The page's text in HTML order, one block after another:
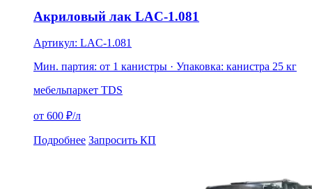
Акриловый лак LAC-1.081
Артикул: LAC-1.081
Мин. партия: от 1 канистры · Упаковка: канистра 25 кг
мебельпаркет TDS
от 600 ₽/л
Подробнее Запросить КП